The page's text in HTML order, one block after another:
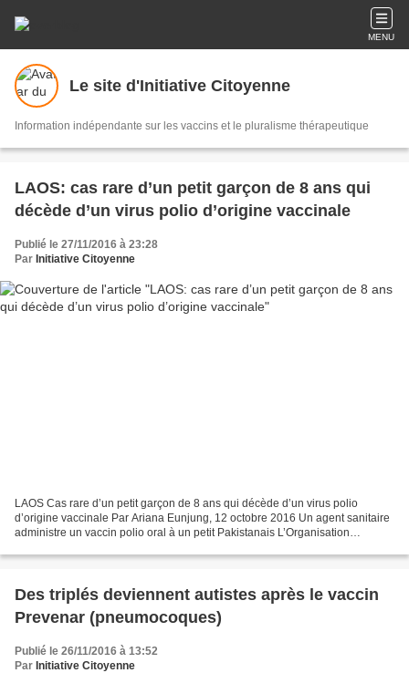
MENU
Le site d'Initiative Citoyenne
Information indépendante sur les vaccins et le pluralisme thérapeutique
LAOS: cas rare d’un petit garçon de 8 ans qui
décède d’un virus polio d’origine vaccinale
Publié le 27/11/2016 à 23:28
Par Initiative Citoyenne
LAOS Cas rare d’un petit garçon de 8 ans qui décède d’un virus polio
d’origine vaccinale Par Ariana Eunjung, 12 octobre 2016 Un agent sanitaire
administre un vaccin polio oral à un petit Pakistanais L’Organisation
Des triplés deviennent autistes après le vaccin
Prevenar (pneumocoques)
Publié le 26/11/2016 à 13:52
Par Initiative Citoyenne